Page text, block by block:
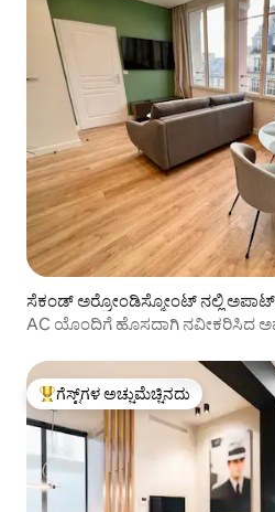
ಸೆಕಂಡ್ ಅರ್ರೋಂಡಿಸ್ಮೋಂಟ್ ನಲ್ಲಿ
AC ಯೊಂದಿಗೆ ಹೊಸದಾಗಿ ನವೀಕರಿಸಿದ
ಗೆಸ್ಟ್‌ಗಳಿಗೆ ಅತಿ ಹೆಚ್ಚು ಅಚ್ಚುಮೆಚ್ಚಿನದು
ಗೆಸ್ಟ್‌ಗಳ ಅಚ್ಚುಮೆಚ್ಚಿನದು